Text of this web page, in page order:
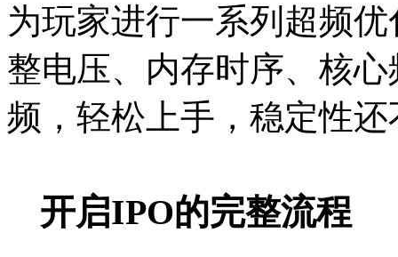
为玩家进行一系列超频
整电压、内存时序、核
频，轻松上手，稳定性还
开启IPO的完整流程